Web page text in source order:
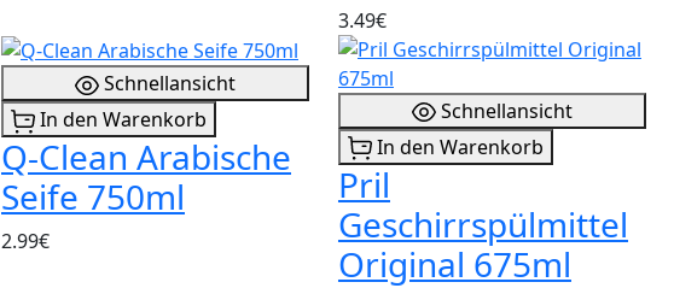
3.49€
Schnellansicht
In den Warenkorb
Q-Clean Arabische
Seife 750ml
2.99€
Schnellansicht
In den Warenkorb
Pril
Geschirrspülmittel
Original 675ml